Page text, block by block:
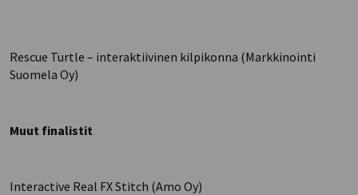
Rescue Turtle – interaktiivinen kilpikonna (Markkinointi
Suomela Oy)
Muut finalistit
Interactive Real FX Stitch (Amo Oy)